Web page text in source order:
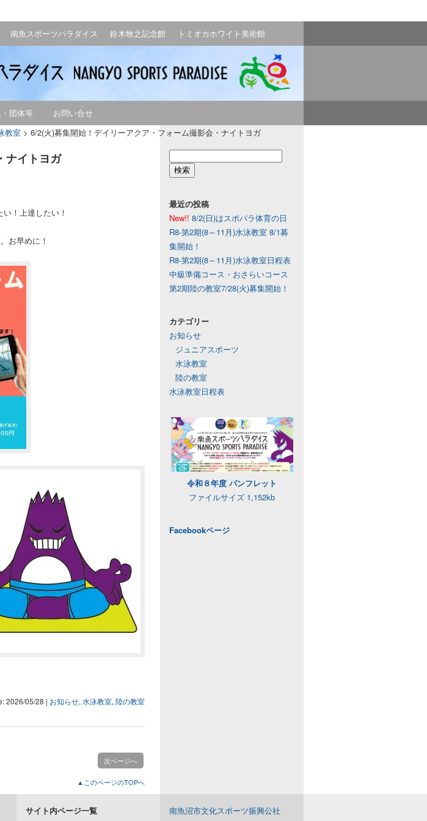
南魚スポーツパラダイス 鈴木牧之記念館 トミオカホワイト美術館
団体等
お問い合せ
教室 > 6/2(火)募集開始！デイリーアクア・フォーム撮影会・ナイトヨガ
ナイトヨガ
！上達したい！
お早めに！
2026/05/28 | お知らせ, 水泳教室, 陸の教室
次ページへ
最近の投稿
New!! 8/2(日)はスポパラ体育の日
R8-第2期(8～11月)水泳教室 8/1募
集開始！
R8-第2期(8～11月)水泳教室日程表
中級準備コース・おさらいコース
第2期陸の教室7/28(火)募集開始！
カテゴリー
お知らせ
ジュニアスポーツ
水泳教室
陸の教室
水泳教室日程表
令和８年度 パンフレット
ファイルサイズ 1,152kb
Facebookページ
▲このページのTOPへ
サイト内ページ一覧
南魚沼市文化スポーツ振興公社